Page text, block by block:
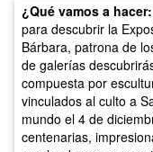
¿Qué vamos a hacer:
para descubrir la
Bárbara, patrona de
de galerías
compuesta por
vinculados al culto a
mundo el 4 de
centenarias,